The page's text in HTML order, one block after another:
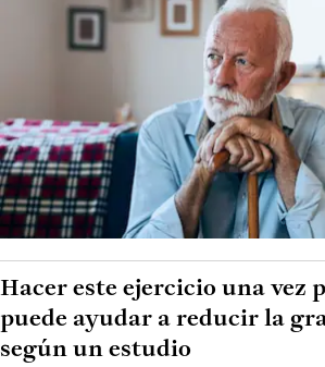
Hacer este ejercicio una vez
puede ayudar a reducir la
según un estudio